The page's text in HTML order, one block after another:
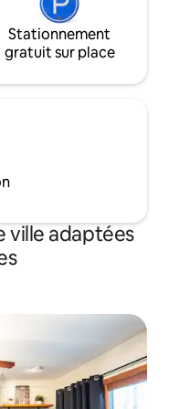
Stationnement
gratuit sur place
ville adaptées